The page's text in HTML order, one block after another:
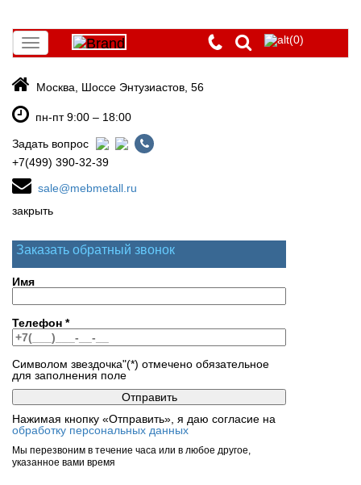
Toggle
navigation
(0)
Москва, Шоссе Энтузиастов, 56
пн-пт 9:00 – 18:00
Задать вопрос
+7(499) 390-32-39
sale@mebmetall.ru
закрыть
Заказать обратный звонок
Имя
Телефон *
Символом звездочка"(*) отмечено обязательное
для заполнения поле
Нажимая кнопку «Отправить», я даю согласие на
обработку персональных данных
Мы перезвоним в течение часа или в любое другое,
указанное вами время